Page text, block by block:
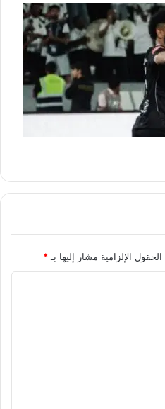
الحقول الإلزامية مشار إليها بـ *